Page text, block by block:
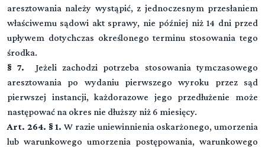
aresztowania należy wystąpić, z jednoczesnym przesłaniem
właściwemu sądowi akt sprawy, nie później niż 14 dni przed
upływem dotychczas określonego terminu stosowania tego
środka.
§ 7. Jeżeli zachodzi potrzeba stosowania tymczasowego
aresztowania po wydaniu pierwszego wyroku przez sąd
pierwszej instancji, każdorazowe jego przedłużenie może
następować na okres nie dłuższy niż 6 miesięcy.
Art. 264. § 1. W razie uniewinnienia oskarżonego, umorzenia
lub warunkowego umorzenia postępowania, warunkowego